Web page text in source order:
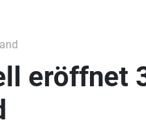
eröffnet